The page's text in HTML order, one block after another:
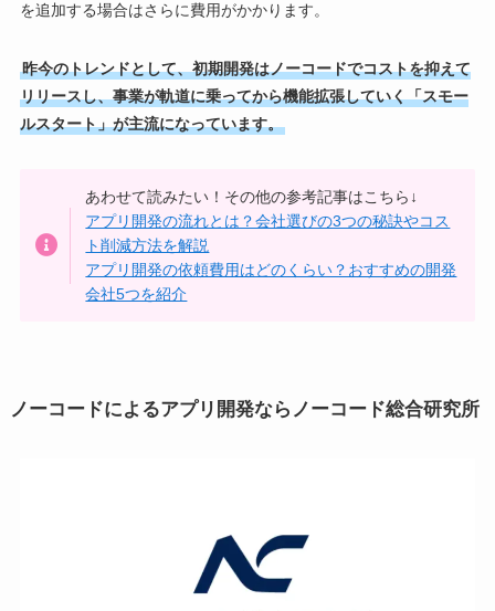
を追加する場合はさらに費用がかかります。
昨今のトレンドとして、初期開発はノーコードでコストを抑えて
リリースし、事業が軌道に乗ってから機能拡張していく「スモー
ルスタート」が主流になっています。
あわせて読みたい！その他の参考記事はこちら↓
アプリ開発の流れとは？会社選びの3つの秘訣やコス
ト削減方法を解説
アプリ開発の依頼費用はどのくらい？おすすめの開発
会社5つを紹介
ノーコードによるアプリ開発ならノーコード総合研究所